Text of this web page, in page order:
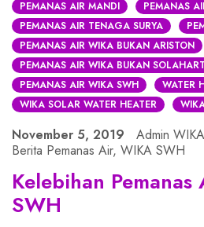
PEMANAS AIR MANDI
PEMANAS
PEMANAS AIR TENAGA SURYA
PEMANAS AIR WIKA BUKAN ARISTON
PEMANAS AIR WIKA BUKAN SOLAHART
PEMANAS AIR WIKA SWH
WATER
WIKA SOLAR WATER HEATER
November 5, 2019
Admin
Berita Pemanas Air, WIKA SWH
Kelebihan
SWH